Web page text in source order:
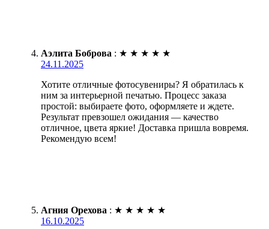
Аэлита Боброва : ★ ★ ★ ★ ★
24.11.2025
Хотите отличные фотосувениры? Я обратилась к
ним за интерьерной печатью. Процесс заказа
простой: выбираете фото, оформляете и ждете.
Результат превзошел ожидания — качество
отличное, цвета яркие! Доставка пришла вовремя.
Рекомендую всем!
Агния Орехова : ★ ★ ★ ★ ★
16.10.2025